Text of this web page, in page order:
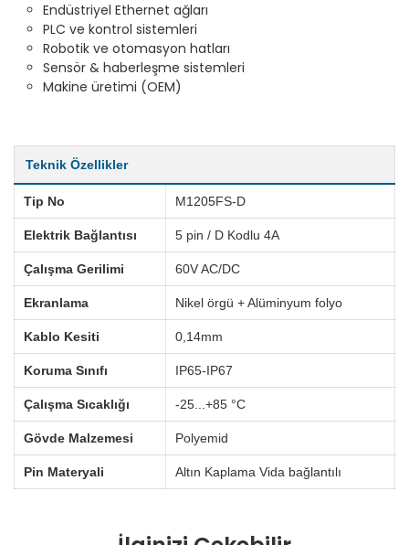
Endüstriyel Ethernet ağları
PLC ve kontrol sistemleri
Robotik ve otomasyon hatları
Sensör & haberleşme sistemleri
Makine üretimi (OEM)
Teknik Özellikler
Tip No M1205FS-D
Elektrik Bağlantısı 5 pin / D Kodlu 4A
Çalışma Gerilimi 60V AC/DC
Ekranlama Nikel örgü + Alüminyum folyo
Kablo Kesiti 0,14mm
Koruma Sınıfı IP65-IP67
Çalışma Sıcaklığı -25...+85 °C
Gövde Malzemesi Polyemid
Pin Materyali Altın Kaplama Vida bağlantılı